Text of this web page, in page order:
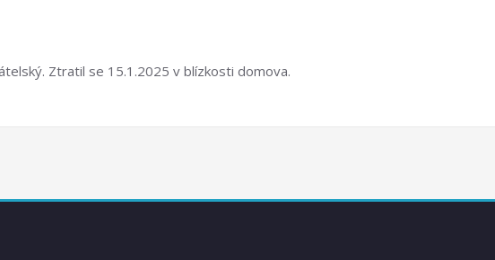
Ztratil se 15.1.2025 v blízkosti domova.